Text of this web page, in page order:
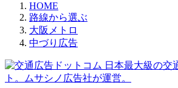
HOME
路線から選ぶ
大阪メトロ
中づり広告
日本最大級の交
ト。ムサシノ広告社が運営。